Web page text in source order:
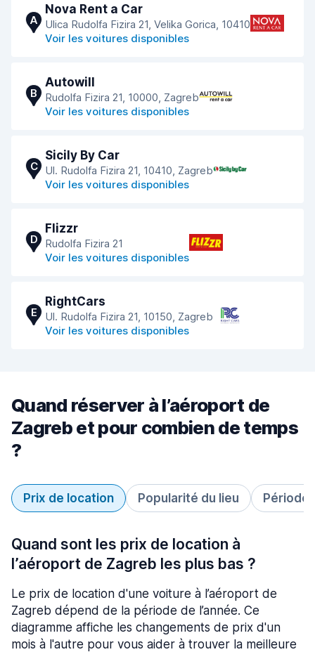
A
Nova Rent a Car
Ulica Rudolfa Fizira 21, Velika Gorica, 10410
Voir les voitures disponibles
B
Autowill
Rudolfa Fizira 21, 10000, Zagreb
Voir les voitures disponibles
C
Sicily By Car
Ul. Rudolfa Fizira 21, 10410, Zagreb
Voir les voitures disponibles
D
Flizzr
Rudolfa Fizira 21
Voir les voitures disponibles
E
RightCars
Ul. Rudolfa Fizira 21, 10150, Zagreb
Voir les voitures disponibles
Quand réserver à l’aéroport de
Zagreb et pour combien de temps
?
Prix de location Popularité du lieu Période
Quand sont les prix de location à
l’aéroport de Zagreb les plus bas ?
Le prix de location d'une voiture à l’aéroport de
Zagreb dépend de la période de l’année. Ce
diagramme affiche les changements de prix d'un
mois à l'autre pour vous aider à trouver la meilleure